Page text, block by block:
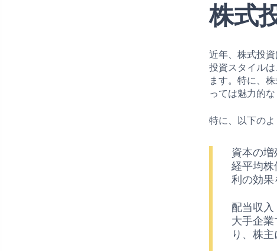
株式
近年、株式投
投資スタイル
ます。特に、
っては魅力的
特に、以下の
資本の
経平均
利の効果
配当収
大手企
り、株